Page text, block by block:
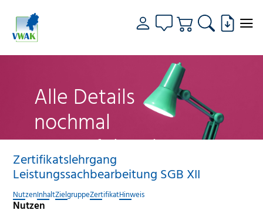
Alle Details
nochmal
genau fokussiert
Zertifikatslehrgang
Leistungssachbearbeitung SGB XII
NutzenInhaltZielgruppeZertifikatHinweis
Nutzen